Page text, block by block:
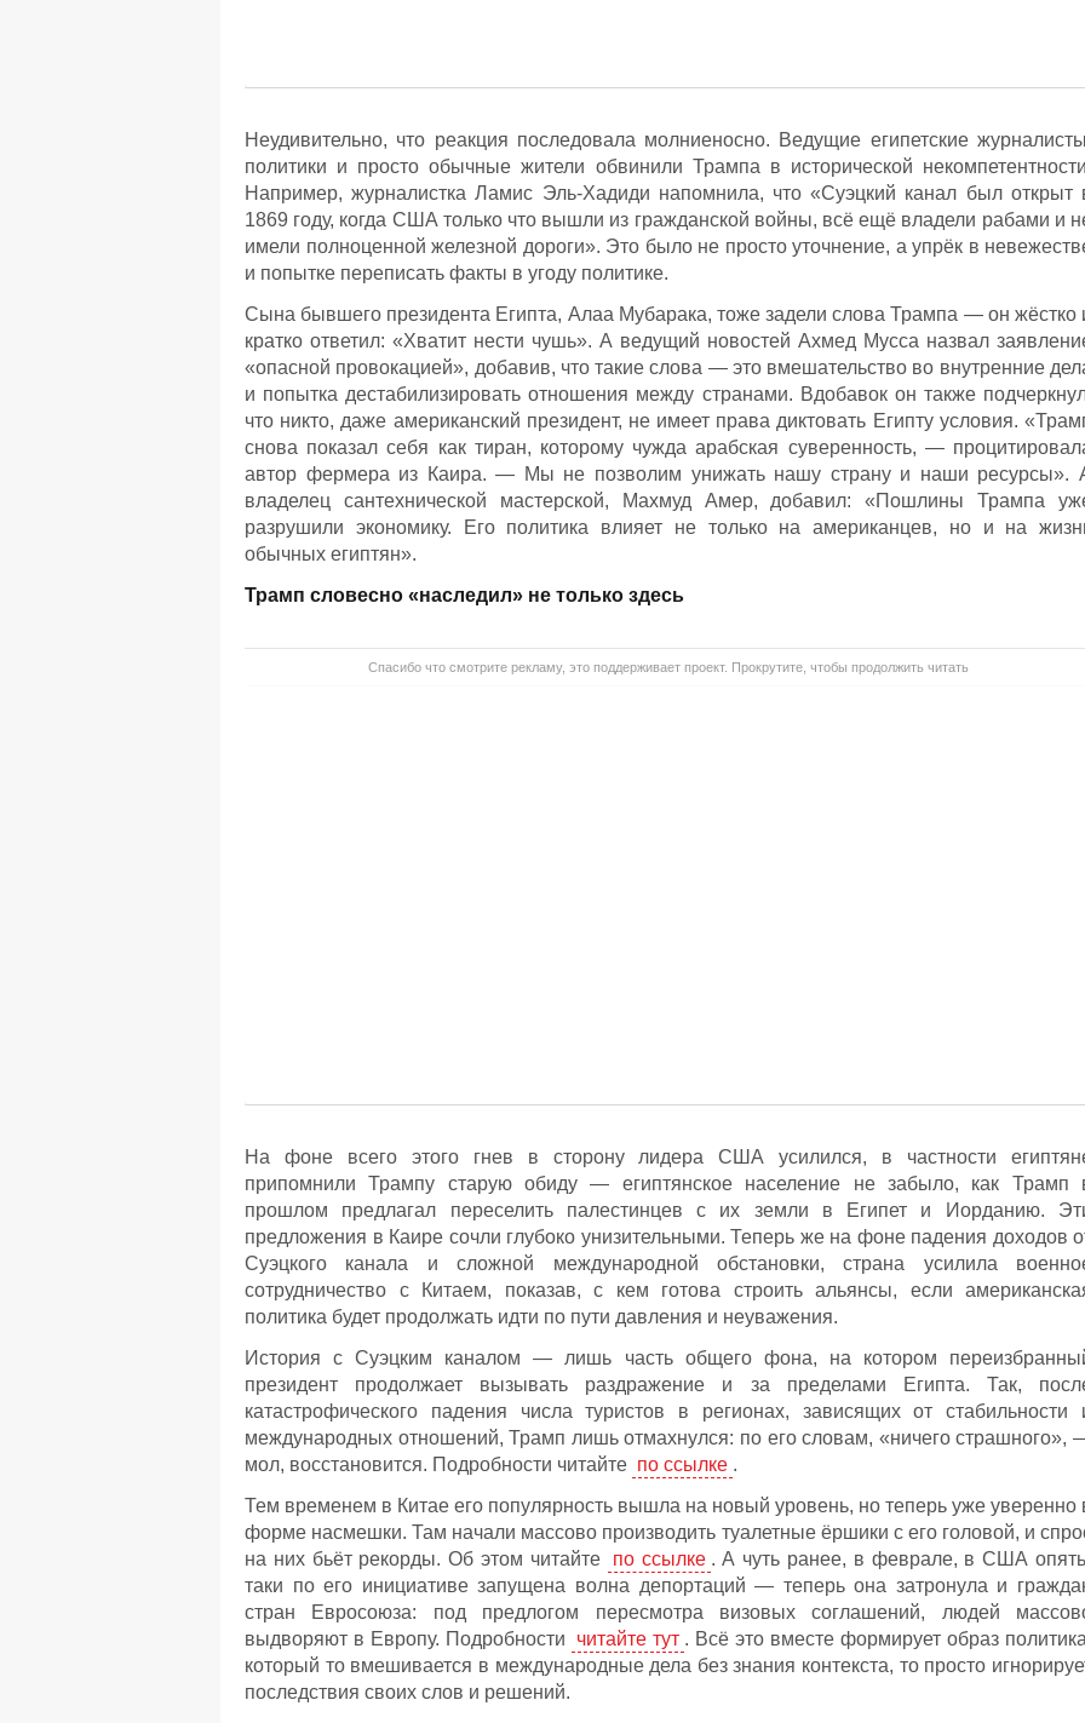
Неудивительно, что реакция последовала молниеносно. Ведущие египетские
политики и просто обычные жители обвинили Трампа в исторической
Например, журналистка Ламис Эль-Хадиди напомнила, что «Суэцкий канал был открыт
1869 году, когда США только что вышли из гражданской войны, всё ещё владели рабами и
имели полноценной железной дороги». Это было не просто уточнение, а упрёк в
и попытке переписать факты в угоду политике.
Сына бывшего президента Египта, Алаа Мубарака, тоже задели слова Трампа — он жёстко
кратко ответил: «Хватит нести чушь». А ведущий новостей Ахмед Мусса назвал
«опасной провокацией», добавив, что такие слова — это вмешательство во внутренние
и попытка дестабилизировать отношения между странами. Вдобавок он также
что никто, даже американский президент, не имеет права диктовать Египту условия.
снова показал себя как тиран, которому чужда арабская суверенность, —
автор фермера из Каира. — Мы не позволим унижать нашу страну и наши ресурсы».
владелец сантехнической мастерской, Махмуд Амер, добавил: «Пошлины Трампа
разрушили экономику. Его политика влияет не только на американцев, но и на
обычных египтян».
Трамп словесно «наследил» не только здесь
Спасибо что смотрите рекламу, это поддерживает проект. Прокрутите, чтобы продолжить читать
На фоне всего этого гнев в сторону лидера США усилился, в частности
припомнили Трампу старую обиду — египтянское население не забыло, как Трамп
прошлом предлагал переселить палестинцев с их земли в Египет и Иорданию.
предложения в Каире сочли глубоко унизительными. Теперь же на фоне падения доходов
Суэцкого канала и сложной международной обстановки, страна усилила
сотрудничество с Китаем, показав, с кем готова строить альянсы, если
политика будет продолжать идти по пути давления и неуважения.
История с Суэцким каналом — лишь часть общего фона, на котором
президент продолжает вызывать раздражение и за пределами Египта. Так,
катастрофического падения числа туристов в регионах, зависящих от стабильности
международных отношений, Трамп лишь отмахнулся: по его словам, «ничего страшного»,
мол, восстановится. Подробности читайте по ссылке .
Тем временем в Китае его популярность вышла на новый уровень, но теперь уже уверенно
форме насмешки. Там начали массово производить туалетные ёршики с его головой, и
на них бьёт рекорды. Об этом читайте
по ссылке . А чуть ранее, в феврале, в США
таки по его инициативе запущена волна депортаций — теперь она затронула и
стран Евросоюза: под предлогом пересмотра визовых соглашений, людей
выдворяют в Европу. Подробности
читайте тут . Всё это вместе формирует образ
который то вмешивается в международные дела без знания контекста, то просто
последствия своих слов и решений.